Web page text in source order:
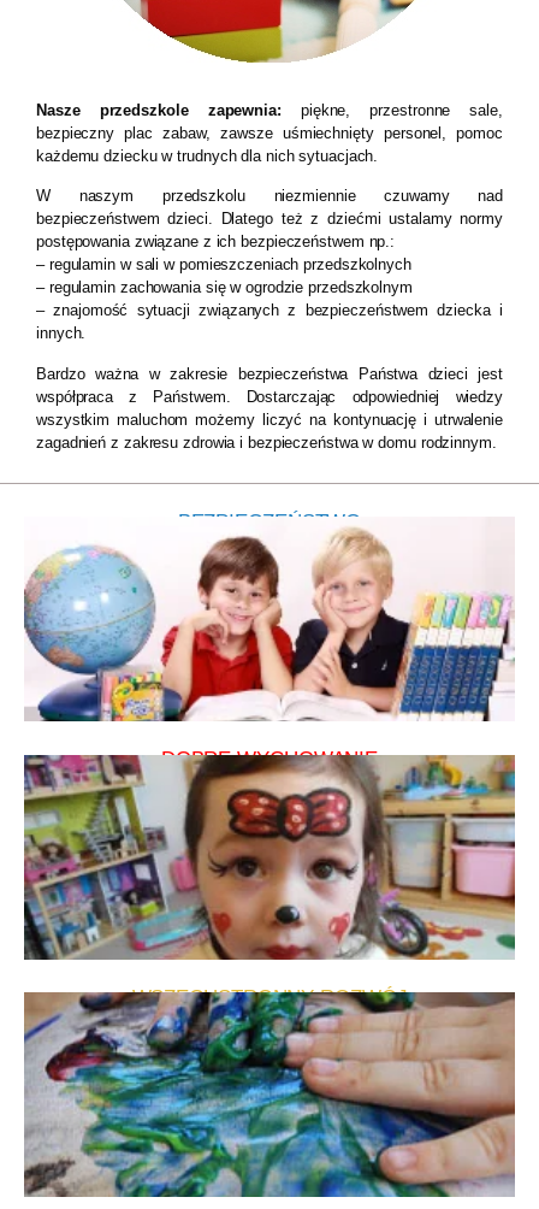
Nasze przedszkole zapewnia: piękne, przestronne sale,
bezpieczny plac zabaw, zawsze uśmiechnięty personel, pomoc
każdemu dziecku w trudnych dla nich sytuacjach.
W naszym przedszkolu niezmiennie czuwamy nad
bezpieczeństwem dzieci. Dlatego też z dziećmi ustalamy normy
postępowania związane z ich bezpieczeństwem np.:
– regulamin w sali w pomieszczeniach przedszkolnych
– regulamin zachowania się w ogrodzie przedszkolnym
– znajomość sytuacji związanych z bezpieczeństwem dziecka i
innych.
Bardzo ważna w zakresie bezpieczeństwa Państwa dzieci jest
współpraca z Państwem. Dostarczając odpowiedniej wiedzy
wszystkim maluchom możemy liczyć na kontynuację i utrwalenie
zagadnień z zakresu zdrowia i bezpieczeństwa w domu rodzinnym.
BEZPIECZEŃSTWO
DOBRE WYCHOWANIE
WSZECHSTRONNY ROZWÓJ